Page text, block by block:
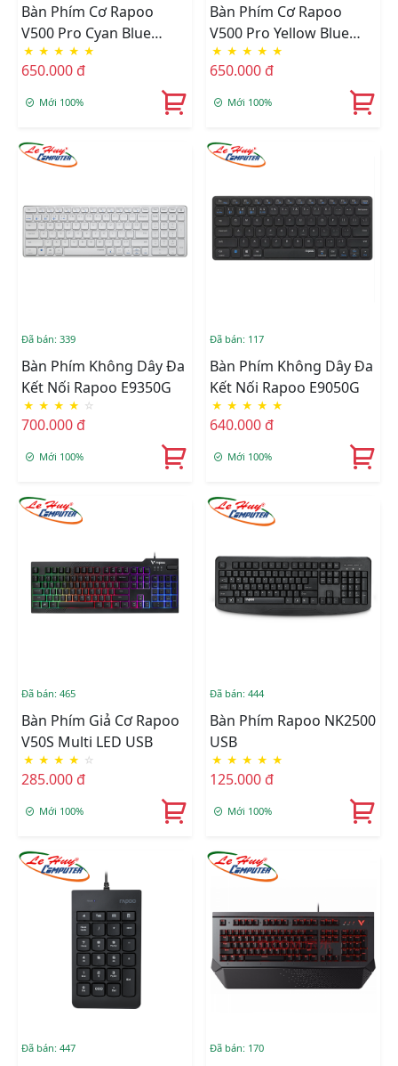
Bàn Phím Cơ Rapoo
V500 Pro Cyan Blue
(Blue/Red/Black/Brown
Switch)
★ ★ ★ ★ ★
650.000 đ
Mới 100%
Bàn Phím Cơ Rapoo
V500 Pro Yellow Blue
(Blue/Red/Black/Brown
Switch)
★ ★ ★ ★ ★
650.000 đ
Mới 100%
Đã bán: 339
Bàn Phím Không Dây Đa
Kết Nối Rapoo E9350G
★ ★ ★ ★ ☆
700.000 đ
Mới 100%
Đã bán: 117
Bàn Phím Không Dây Đa
Kết Nối Rapoo E9050G
★ ★ ★ ★ ★
640.000 đ
Mới 100%
Đã bán: 465
Bàn Phím Giả Cơ Rapoo
V50S Multi LED USB
★ ★ ★ ★ ☆
285.000 đ
Mới 100%
Đã bán: 444
Bàn Phím Rapoo NK2500
USB
★ ★ ★ ★ ★
125.000 đ
Mới 100%
Đã bán: 447 Đã bán: 170